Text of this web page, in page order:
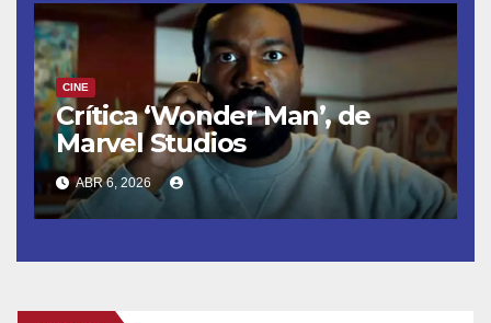
CINE
Crítica ‘Wonder Man’, de
Marvel Studios
ABR 6, 2026